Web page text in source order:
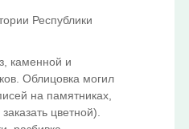
Республики
каменной и
Облицовка могил
на памятниках,
цветной).